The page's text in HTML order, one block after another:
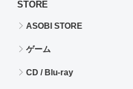
STORE
ASOBI STORE
ゲーム
CD / Blu-ray